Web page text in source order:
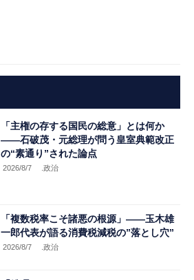
「主権の存する国民の総意」とは何か
――石破茂・元総理が問う皇室典範改正
の“素通り”された論点
2026/8/7 .政治
「複数税率こそ諸悪の根源」――玉木雄
一郎代表が語る消費税減税の”落とし穴”
2026/8/7 .政治